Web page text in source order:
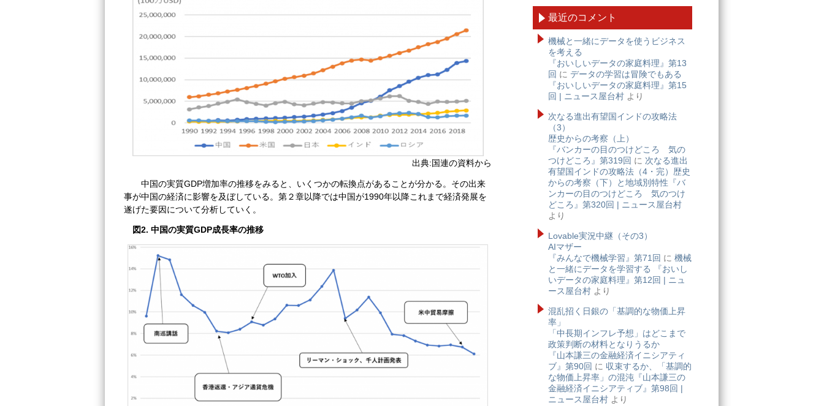
出典:国連の資料から
中国の実質GDP増加率の推移をみると、いくつかの転換点があることが分かる。その出来
事が中国の経済に影響を及ぼしている。第２章以降では中国が1990年以降これまで経済発展を
遂げた要因について分析していく。
図2. 中国の実質GDP成長率の推移
最近のコメント
機械と一緒にデータを使うビジネス
を考える
『おいしいデータの家庭料理』第13
回 に データの学習は冒険でもある
『おいしいデータの家庭料理』第15
回 | ニュース屋台村 より
次なる進出有望国インドの攻略法
（3）
歴史からの考察（上）
『バンカーの目のつけどころ 気の
つけどころ』第319回 に 次なる進出
有望国インドの攻略法（4・完）歴史
からの考察（下）と地域別特性『バ
ンカーの目のつけどころ 気のつけ
どころ』第320回 | ニュース屋台村
より
Lovable実況中継（その3）
AIマザー
『みんなで機械学習』第71回 に 機械
と一緒にデータを学習する 『おいし
いデータの家庭料理』第12回 | ニュ
ース屋台村 より
混乱招く日銀の「基調的な物価上昇
率」
「中長期インフレ予想」はどこまで
政策判断の材料となりうるか
『山本謙三の金融経済イニシアティ
ブ』第90回 に 収束するか、「基調的
な物価上昇率」の混沌『山本謙三の
金融経済イニシアティブ』第98回 |
ニュース屋台村 より